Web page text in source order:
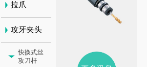
拉爪
攻牙夹头
快换式丝
攻刀杆